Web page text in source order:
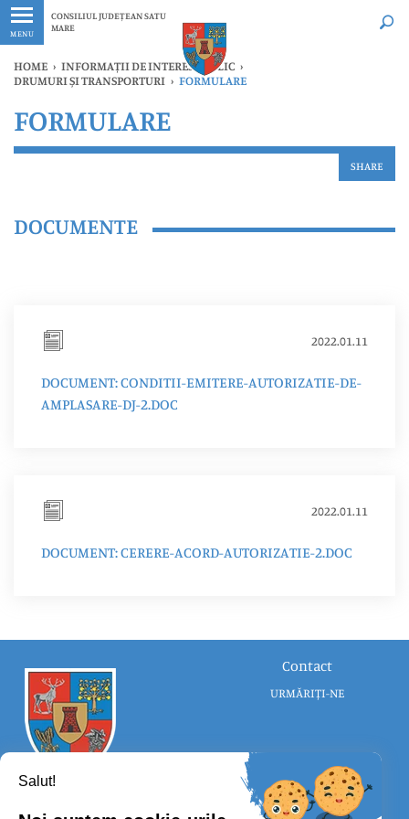
MENU
CONSILIUL JUDEȚEAN SATU
MARE
Ultimele
HOME › INFORMAȚII DE INTERES PUBLIC ›
DRUMURI ȘI TRANSPORTURI › FORMULARE
FORMULARE
SHARE
DOCUMENTE
2022.01.11
DOCUMENT: CONDITII-EMITERE-AUTORIZATIE-DE-
AMPLASARE-DJ-2.DOC
2022.01.11
DOCUMENT: CERERE-ACORD-AUTORIZATIE-2.DOC
Contact
URMĂRIȚI-NE
Salut!